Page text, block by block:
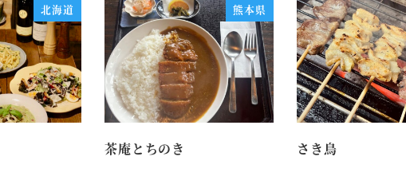
北海道 熊本県
茶庵とちのき さき鳥